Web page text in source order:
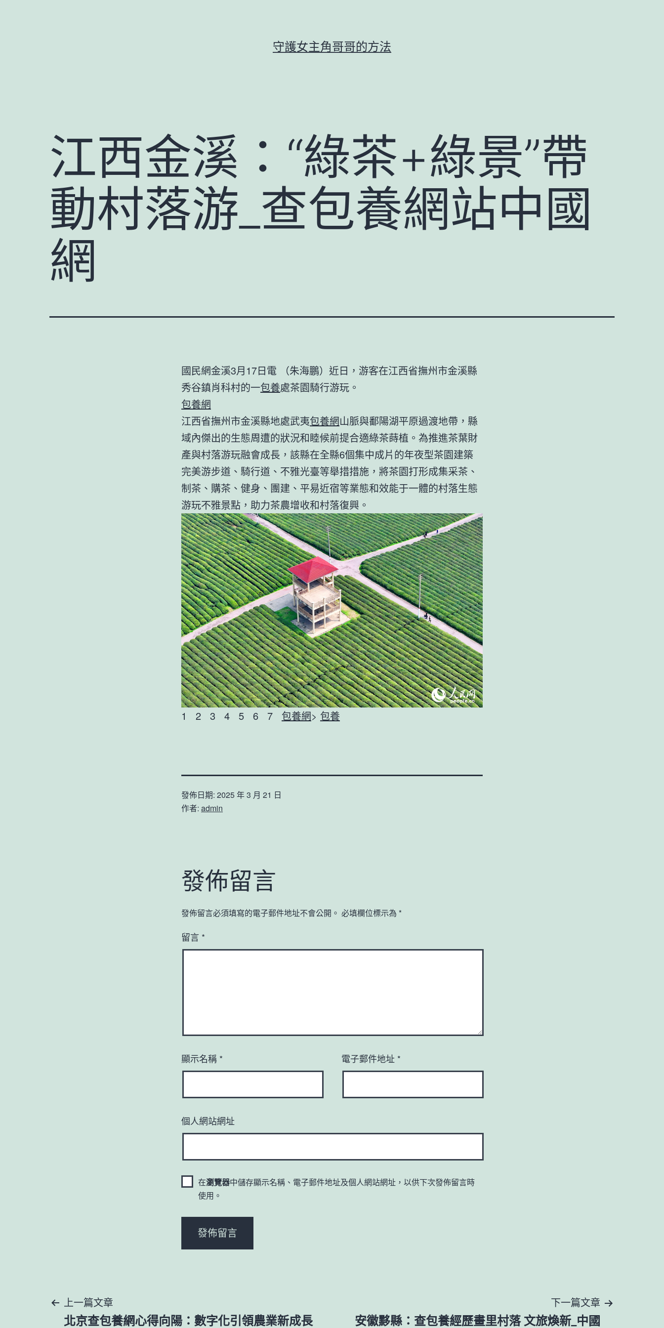
守護女主角哥哥的方法
江西金溪：“綠茶+綠景”帶
動村落游_查包養網站中國
網
國民網金溪3月17日電 （朱海鵬）近日，游客在江西省撫州市金溪縣
秀谷鎮肖科村的一包養處茶園騎行游玩。
包養網
江西省撫州市金溪縣地處武夷包養網山脈與鄱陽湖平原過渡地帶，縣
域內傑出的生態周遭的狀況和睦候前提合適綠茶蒔植。為推進茶葉財
產與村落游玩融會成長，該縣在全縣6個集中成片的年夜型茶園建築
完美游步道、騎行道、不雅光臺等舉措措施，將茶園打形成集采茶、
制茶、購茶、健身、團建、平易近宿等業態和效能于一體的村落生態
游玩不雅景點，助力茶農增收和村落復興。
1 2 3 4 5 6 7 包養網> 包養
發佈日期: 2025 年 3 月 21 日
作者: admin
發佈留言
發佈留言必須填寫的電子郵件地址不會公開。 必填欄位標示為 *
留言 *
顯示名稱 * 電子郵件地址 *
個人網站網址
在瀏覽器中儲存顯示名稱、電子郵件地址及個人網站網址，以供下次發佈留言時
使用。
文上一篇文章
北京查包養網心得向陽：數字化引領農業新成長
下一篇文章
安徽黟縣：查包養經歷畫里村落 文旅煥新_中國